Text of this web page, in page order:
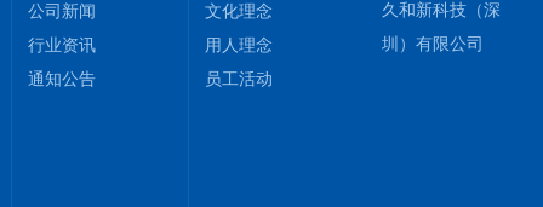
久和新科技（深
圳）有限公司
公司新闻
行业资讯
通知公告
文化理念
用人理念
员工活动